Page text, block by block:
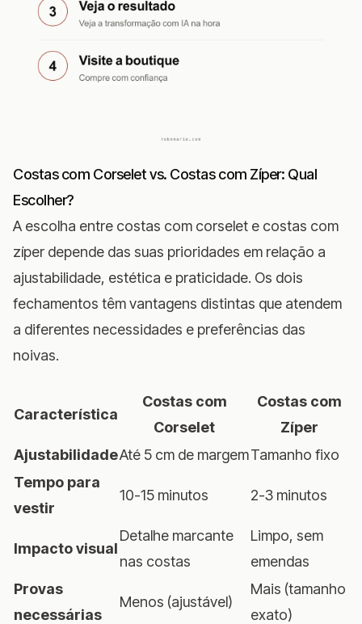
Costas com Corselet vs. Costas com Zíper: Qual
Escolher?
A escolha entre costas com corselet e costas com
zíper depende das suas prioridades em relação a
ajustabilidade, estética e praticidade. Os dois
fechamentos têm vantagens distintas que atendem
a diferentes necessidades e preferências das
noivas.
Característica
Costas com
Corselet
Costas com
Zíper
AjustabilidadeAté 5 cm de margemTamanho fixo
Tempo para
vestir
10-15 minutos 2-3 minutos
Impacto visual
Detalhe marcante
nas costas
Limpo, sem
emendas
Provas
necessárias
Menos (ajustável)
Mais (tamanho
exato)